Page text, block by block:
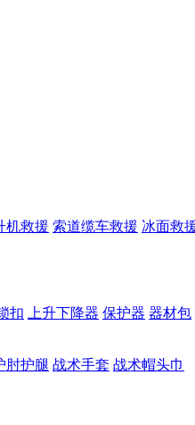
机救援 索道缆车救援 冰面救
扣 上升下降器 保护器 器材包
肘护腿 战术手套 战术帽头巾